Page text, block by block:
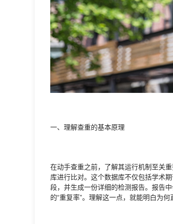
一、理解查重的基本原理
在动手查重之前，了解其运行机制至关
库进行比对。这个数据库不仅包括学术
段，并生成一份详细的检测报告。报告
的“重复率”。理解这一点，就能明白为